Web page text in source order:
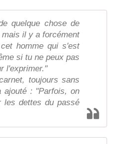
quelque chose de
il y a forcément
homme qui s'est
si tu ne peux pas
l'exprimer."
toujours sans
ajouté : "Parfois, on
les dettes du passé